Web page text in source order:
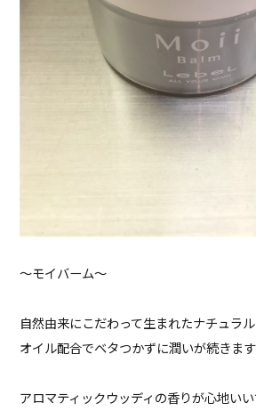
〜モイバーム〜
自然由来にこだわって生まれたナチュラ
オイル配合でベタつかずに潤いが続きます
アロマティックウッディの香りが心地い